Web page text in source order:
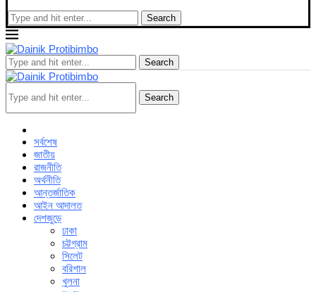
Search
Search
Search
সর্বশেষ
জাতীয়
রাজনীতি
অর্থনীতি
আন্তর্জাতিক
আইন আদালত
দেশজুড়ে
ঢাকা
চট্টগ্রাম
সিলেট
বরিশাল
খুলনা